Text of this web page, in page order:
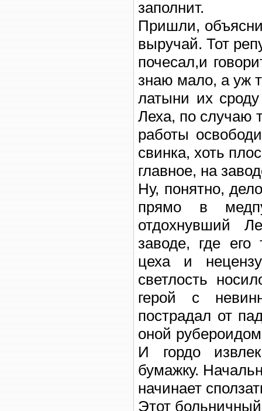
заполнит.
Пришли,
выручай. Тот
почесал,и
знаю мало, а уж
латыни их
Леха, по случаю
работы
свинка, хоть
главное, на
Ну, понятно,
прямо в
отдохнувший
заводе, где
цеха и
светлость
герой с
пострадал от
оной
И гордо
бумажку.
начинает
Этот